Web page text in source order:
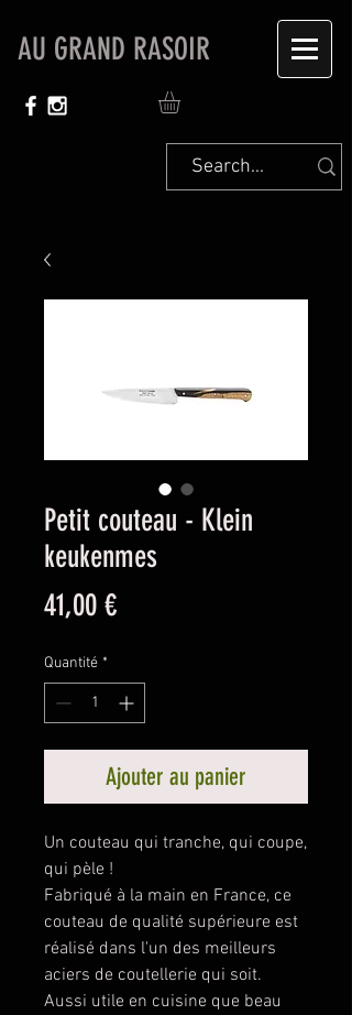
AU GRAND RASOIR
Petit couteau - Klein
keukenmes
41,00 €Prix
Quantité *
Ajouter au panier
Un couteau qui tranche, qui coupe,
qui pèle !
Fabriqué à la main en France, ce
couteau de qualité supérieure est
réalisé dans l'un des meilleurs
aciers de coutellerie qui soit.
Aussi utile en cuisine que beau